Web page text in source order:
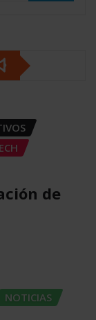
de
NOTICIAS